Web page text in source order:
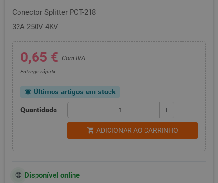
Conector Splitter PCT-218
32A 250V 4KV
0,65 € Com IVA
Entrega rápida.
notifications_active Últimos artigos em stock
Quantidade remove add
shopping_cart ADICIONAR AO CARRINHO
Disponível online